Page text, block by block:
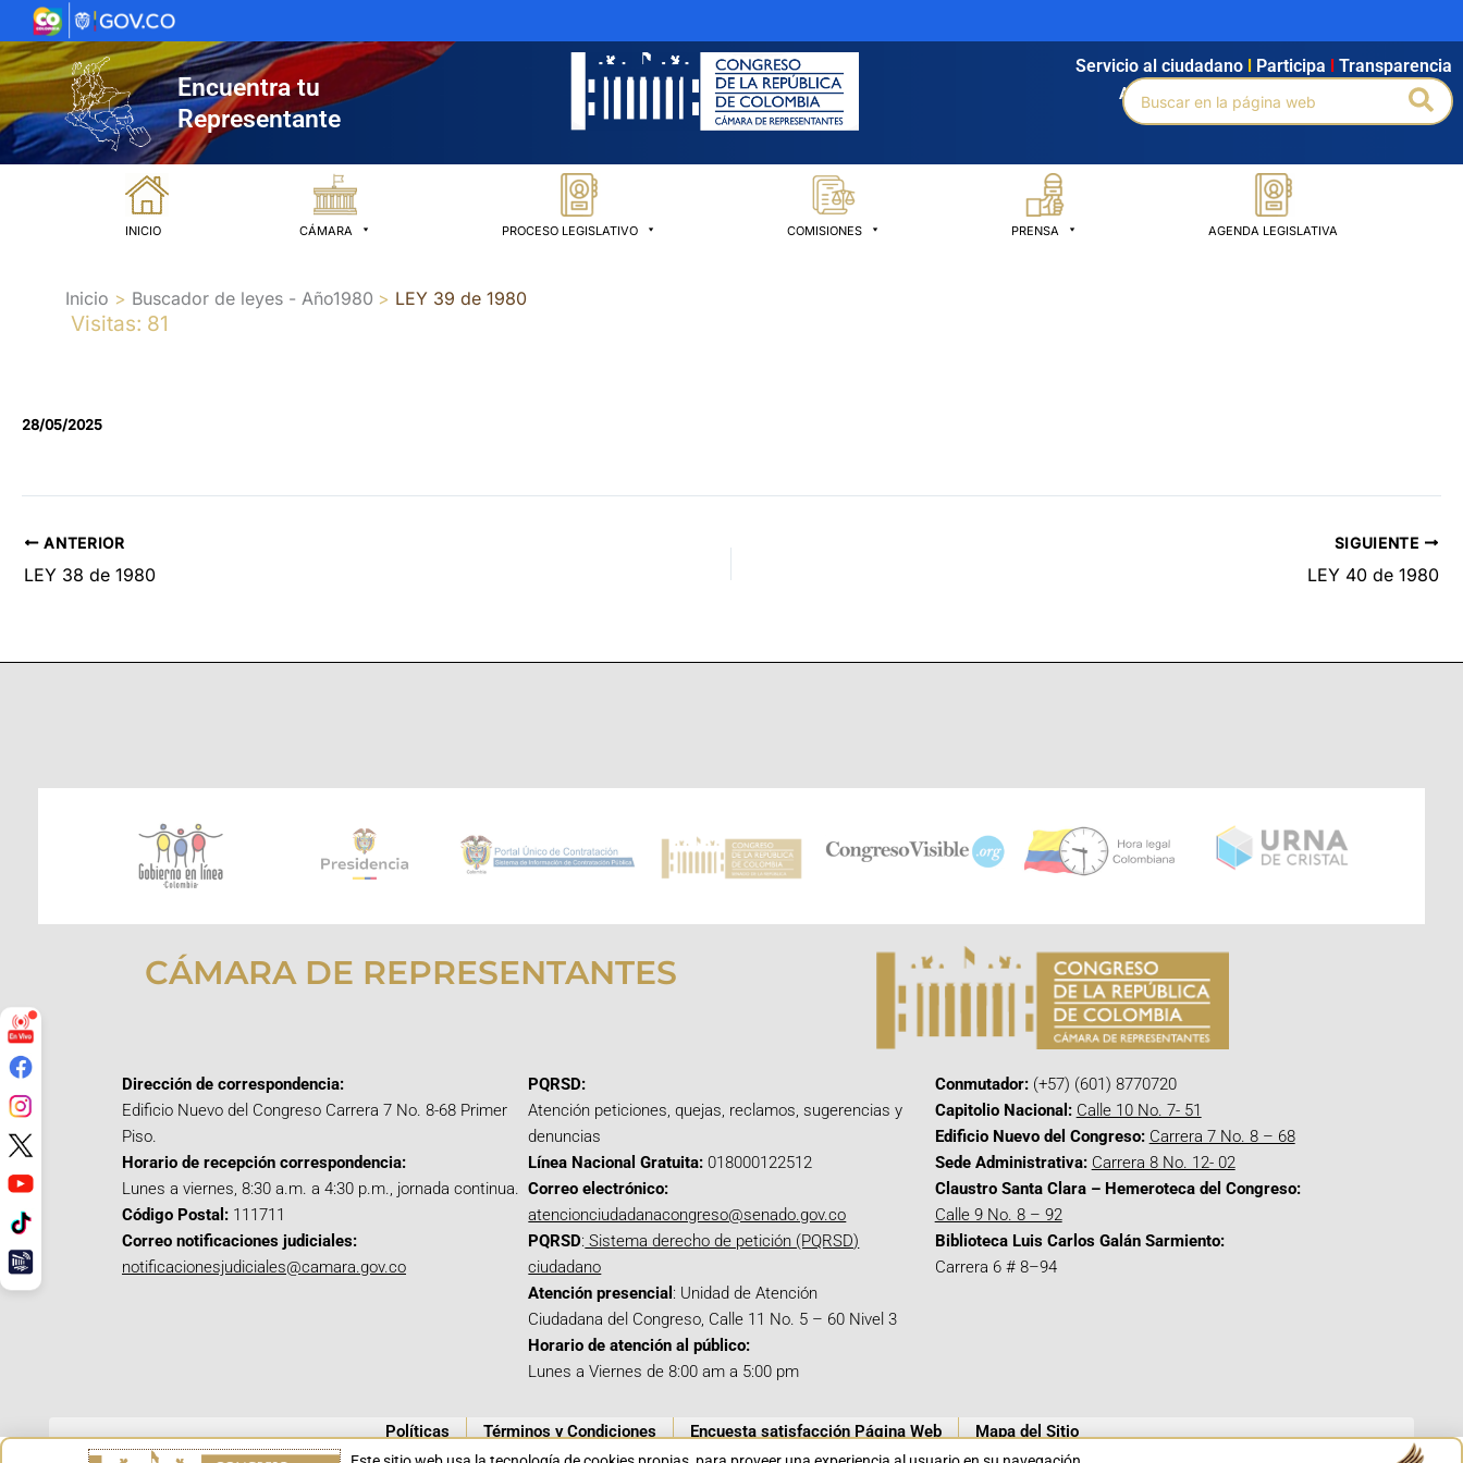
al
contenido
Encuentra tu
Representante
Agendamiento Intranet Búsqueda avanzada
Servicio al ciudadano Participa Transparencia
Buscar
por:
INICIO CÁMARA PROCESO LEGISLATIVO COMISIONES PRENSA AGENDA LEGISLATIVA
Inicio Buscador de leyes - Año1980 LEY 39 de 1980
Visitas: 81
28/05/2025
ANTERIOR
LEY 38 de 1980
SIGUIENTE
LEY 40 de 1980
CÁMARA DE REPRESENTANTES
Dirección de correspondencia:
Edificio Nuevo del Congreso Carrera 7 No. 8-68 Primer
Piso.
Horario de recepción correspondencia:
Lunes a viernes, 8:30 a.m. a 4:30 p.m., jornada continua.
Código Postal: 111711
Correo notificaciones judiciales:
notificacionesjudiciales@camara.gov.co
PQRSD:
Atención peticiones, quejas, reclamos, sugerencias y
denuncias
Línea Nacional Gratuita: 018000122512
Correo electrónico:
atencionciudadanacongreso@senado.gov.co
PQRSD: Sistema derecho de petición (PQRSD)
ciudadano
Atención presencial : Unidad de Atención
Ciudadana del Congreso, Calle 11 No. 5 – 60 Nivel 3
Horario de atención al público:
Lunes a Viernes de 8:00 am a 5:00 pm
Conmutador:(+57) (601) 8770720
Capitolio Nacional: Calle 10 No. 7- 51
Edificio Nuevo del Congreso: Carrera 7 No. 8 – 68
Sede Administrativa: Carrera 8 No. 12- 02
Claustro Santa Clara – Hemeroteca del Congreso:
Calle 9 No. 8 – 92
Biblioteca Luis Carlos Galán Sarmiento:
Carrera 6 # 8–94
Políticas Términos y Condiciones Encuesta satisfacción Página Web Mapa del Sitio